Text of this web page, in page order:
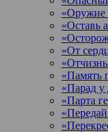
«Оружие
«Оставь
«От
«Память
«Парад у
«Парта